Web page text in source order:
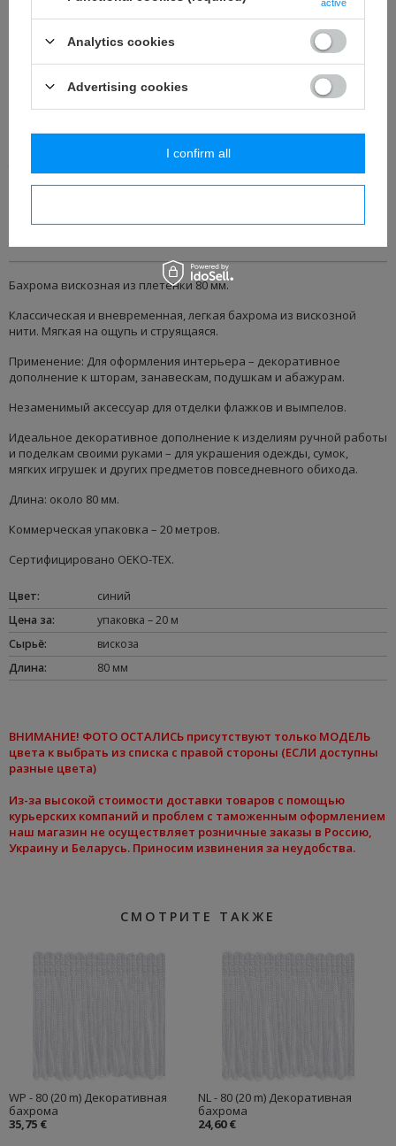
Добавить в корзину
ЛЕГКИЙ ВОЗВРАТ ТОВАРА
Подробнее
Бахрома вискозная из плетёнки 80 мм.
Классическая и вневременная, легкая бахрома из вискозной
нити. Мягкая на ощупь и струящаяся.
Применение: Для оформления интерьера – декоративное
дополнение к шторам, занавескам, подушкам и абажурам.
Незаменимый аксессуар для отделки флажков и вымпелов.
Идеальное декоративное дополнение к изделиям ручной работы
и поделкам своими руками – для украшения одежды, сумок,
мягких игрушек и других предметов повседневного обихода.
Длина: около 80 мм.
Коммерческая упаковка – 20 метров.
Сертифицировано OEKO-TEX.
Цвет:
синий
Цена за:
упаковка – 20 м
Сырьё:
вискоза
Длина: 80 мм
ВНИМАНИЕ! ФОТО ОСТАЛИСЬ присутствуют только МОДЕЛЬ
цвета к выбрать из списка с правой стороны (ЕСЛИ доступны
разные цвета)
Из-за высокой стоимости доставки товаров с помощью
курьерских компаний и проблем с таможенным оформлением
наш магазин не осуществляет розничные заказы в Россию,
Украину и Беларусь. Приносим извинения за неудобства.
СМОТРИТЕ ТАКЖЕ
WP - 80 (20 m) Декоративная
бахрома
35,75 €
NL - 80 (20 m) Декоративная
бахрома
24,60 €
Analytics cookies
Advertising cookies
I confirm all